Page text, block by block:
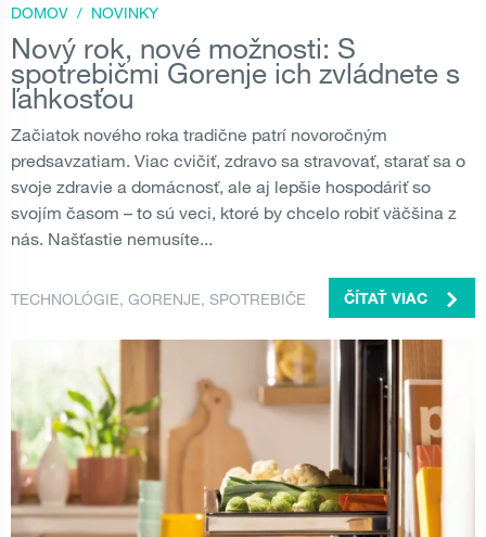
DOMOV / NOVINKY
Nový rok, nové možnosti: S
spotrebičmi Gorenje ich zvládnete s
ľahkosťou
Začiatok nového roka tradične patrí novoročným
predsavzatiam. Viac cvičiť, zdravo sa stravovať, starať sa o
svoje zdravie a domácnosť, ale aj lepšie hospodáriť so
svojím časom – to sú veci, ktoré by chcelo robiť väčšina z
nás. Našťastie nemusíte...
TECHNOLÓGIE, GORENJE, SPOTREBIČE ČÍTAŤ VIAC